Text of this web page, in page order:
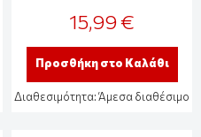
15,99 €
Προσθήκη στο Καλάθι
Διαθεσιμότητα:Άμεσα διαθέσιμο